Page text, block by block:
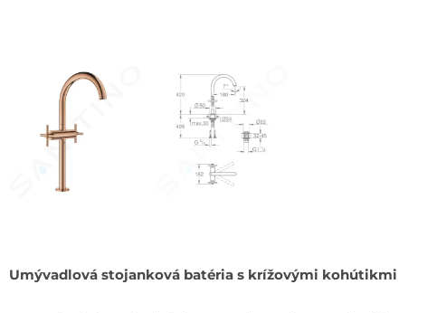
Umývadlová stojanková batéria s krížovými kohútikmi